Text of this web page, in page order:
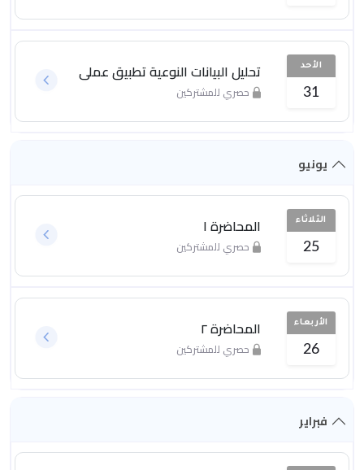
الأحد
31
تحليل البيانات النوعية تطبيق عملي
حصري للمشتركين
يونيو
الثلاثاء
25
المحاضرة ١
حصري للمشتركين
الأربعاء
26
المحاضرة ٢
حصري للمشتركين
فبراير